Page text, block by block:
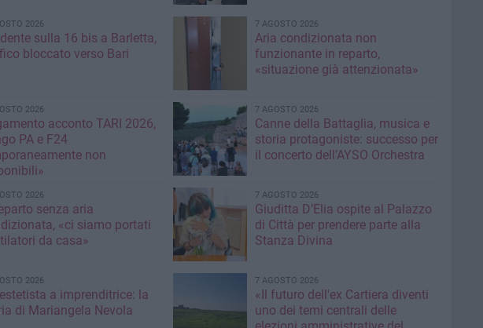
2026
sulla 16 bis a Barletta,
bloccato verso Bari
7 AGOSTO 2026
Aria condizionata non
funzionante in reparto,
«situazione già attenzionata»
2026
acconto TARI 2026,
PA e F24
non
7 AGOSTO 2026
Canne della Battaglia, musica e
storia protagoniste: successo per
il concerto dell’AYSO Orchestra
2026
senza aria
«ci siamo portati
da casa»
7 AGOSTO 2026
Giuditta D’Elia ospite al Palazzo
di Città per prendere parte alla
Stanza Divina
2026
a imprenditrice: la
di Mariangela Nevola
7 AGOSTO 2026
«Il futuro dell'ex Cartiera diventi
uno dei temi centrali delle